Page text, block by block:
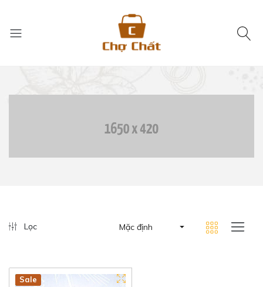
Lọc Mặc định
New
Sale